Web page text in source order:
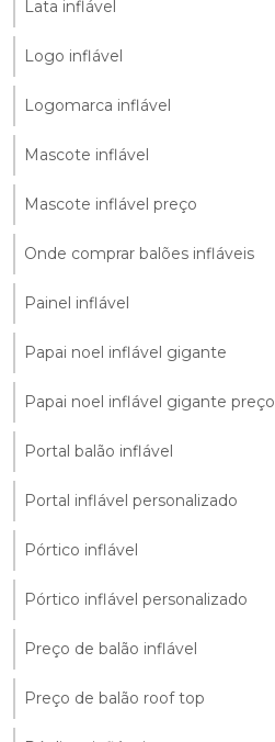
Lata inflável
Logo inflável
Logomarca inflável
Mascote inflável
Mascote inflável preço
Onde comprar balões infláveis
Painel inflável
Papai noel inflável gigante
Papai noel inflável gigante preço
Portal balão inflável
Portal inflável personalizado
Pórtico inflável
Pórtico inflável personalizado
Preço de balão inflável
Preço de balão roof top